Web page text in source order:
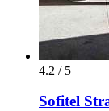
4.2 / 5
Sofitel